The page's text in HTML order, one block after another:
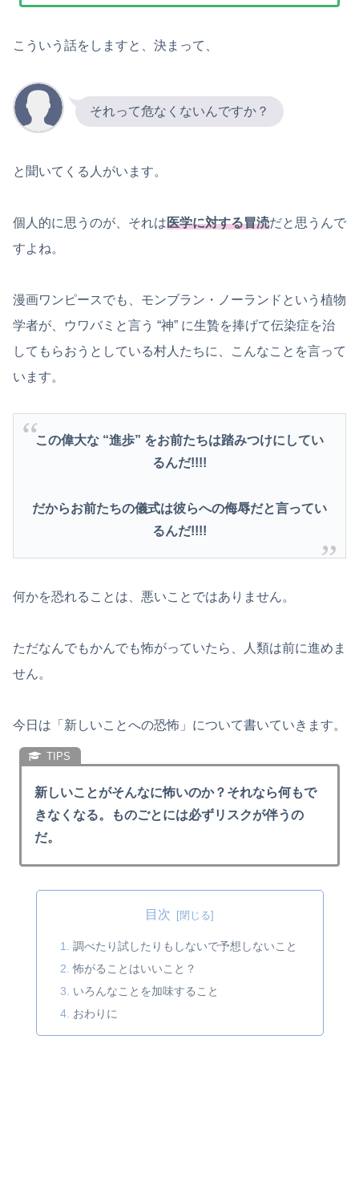
こういう話をしますと、決まって、
それって危なくないんですか？
と聞いてくる人がいます。
個人的に思うのが、それは医学に対する冒涜だと思うんで
すよね。
漫画ワンピースでも、モンブラン・ノーランドという植物
学者が、ウワバミと言う “神” に生贄を捧げて伝染症を治
してもらおうとしている村人たちに、こんなことを言って
います。
この偉大な “進歩” をお前たちは踏みつけにしてい
るんだ!!!!
だからお前たちの儀式は彼らへの侮辱だと言ってい
るんだ!!!!
何かを恐れることは、悪いことではありません。
ただなんでもかんでも怖がっていたら、人類は前に進めま
せん。
今日は「新しいことへの恐怖」について書いていきます。
新しいことがそんなに怖いのか？それなら何もで
きなくなる。ものごとには必ずリスクが伴うの
だ。
目次
調べたり試したりもしないで予想しないこと
怖がることはいいこと？
いろんなことを加味すること
おわりに